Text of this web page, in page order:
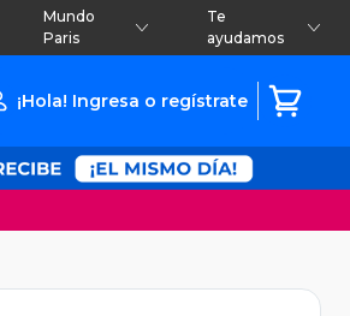
Mundo
Paris
Te
ayudamos
¡Hola! Ingresa o regístrate